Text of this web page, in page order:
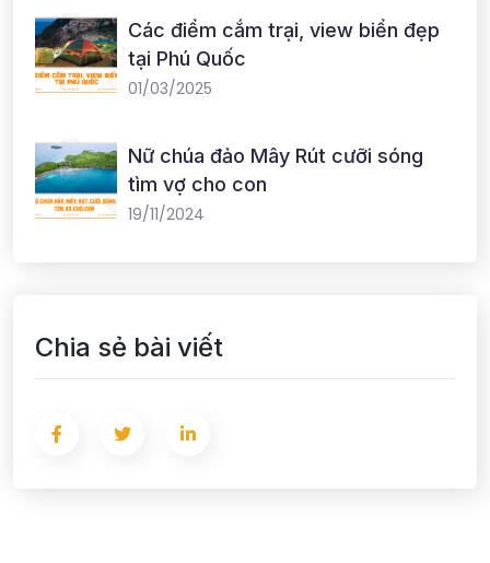
Các điểm cắm trại, view biển đẹp
tại Phú Quốc
01/03/2025
Nữ chúa đảo Mây Rút cưỡi sóng
tìm vợ cho con
19/11/2024
Chia sẻ bài viết